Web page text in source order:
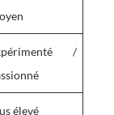
/
élevé